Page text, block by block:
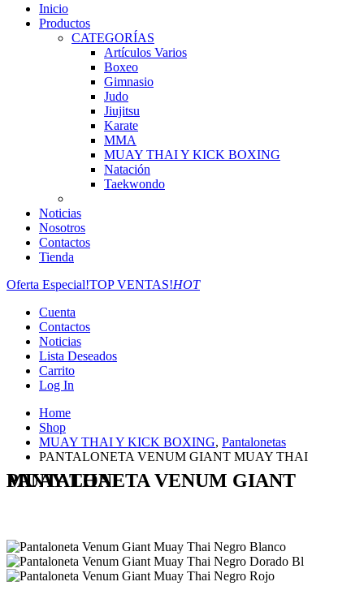
Inicio
Productos
CATEGORÍAS
Artículos Varios
Boxeo
Gimnasio
Judo
Jiujitsu
Karate
MMA
MUAY THAI Y KICK BOXING
Natación
Taekwondo
Noticias
Nosotros
Contactos
Tienda
Oferta Especial!TOP VENTAS!HOT
Cuenta
Contactos
Noticias
Lista Deseados
Carrito
Log In
Home
Shop
MUAY THAI Y KICK BOXING, Pantalonetas
PANTALONETA VENUM GIANT MUAY THAI
PANTALONETA VENUM GIANT MUAY THAI